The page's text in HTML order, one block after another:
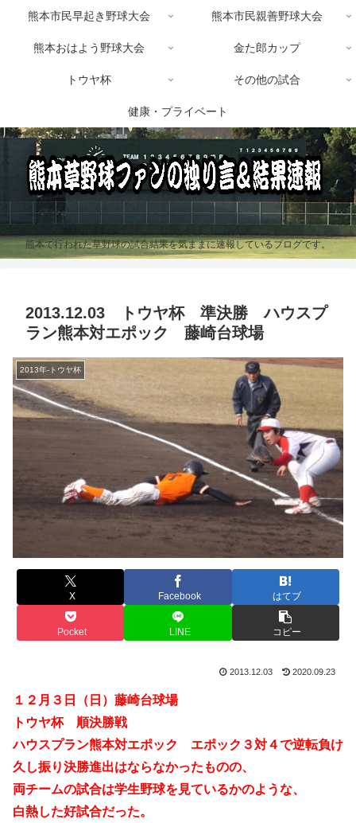
熊本で行われた草野球の試合結果を気ままに速報しているブログです。
熊本市民早起き野球大会 熊本市民親善野球大会
熊本おはよう野球大会 金た郎カップ
トウヤ杯 その他の試合
健康・プライベート
2013.12.03 トウヤ杯 準決勝 ハウスプ
ラン熊本対エポック 藤崎台球場
2013年-トウヤ杯
X Facebook はてブ
Pocket LINE コピー
2013.12.03 2020.09.23
１２月３日（日）藤崎台球場
トウヤ杯 順決勝戦
ハウスプラン熊本対エポック エポック３対４で逆転負け
久し振り決勝進出はならなかったものの、
両チームの試合は学生野球を見ているかのような、
白熱した好試合だった。